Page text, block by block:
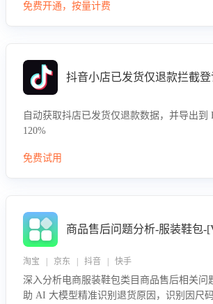
效性与完整性，输出针对性改进策略，助力
免费开通，按量计费
自动获取抖店已发货仅退款数据，并导出到
120%
免费试用
商品售后问题分析-服装鞋包-
淘宝 | 京东 | 抖音 | 快手
深入分析电商服装鞋包类目商品售后相关问
助 AI 大模型精准识别退货原因，识别因尺